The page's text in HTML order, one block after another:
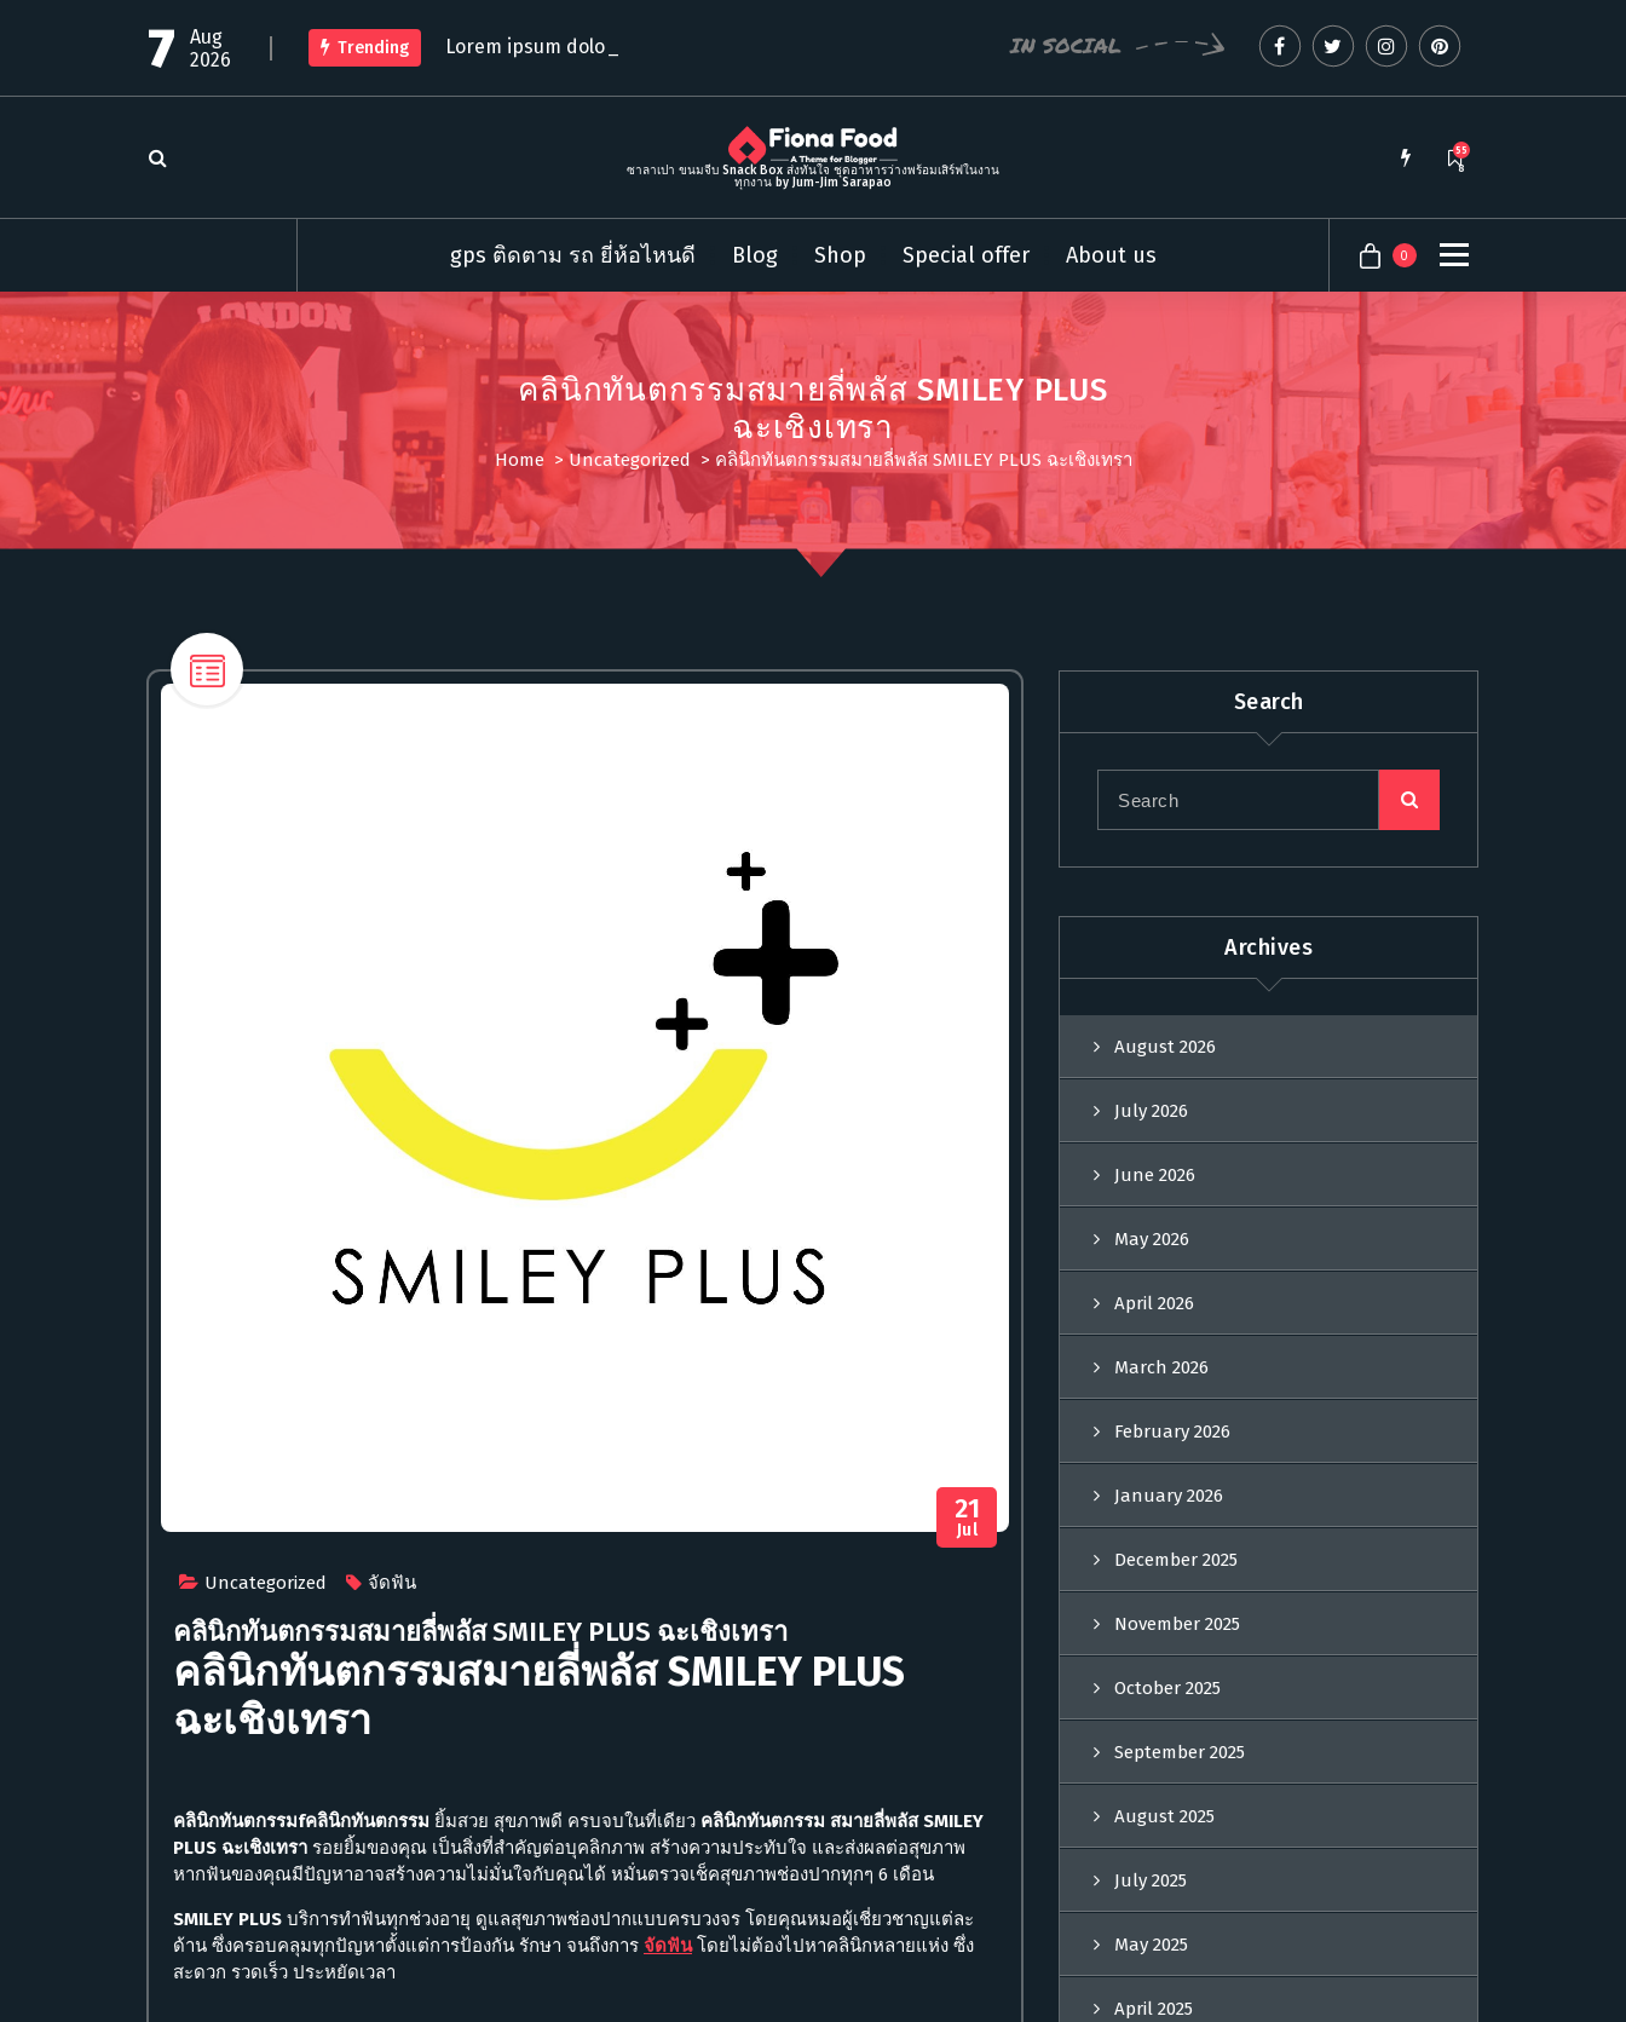
p
n
n
7
Aug
2026
Trending Lorem ipsum dolor sit IN SOCIAL
ซาลาเปา ขนมจีบ Snack Box ส่งทันใจ ชุดอาหารว่างพร้อมเสิร์ฟในงาน
ทุกงาน by Jum-Jim Sarapao
55
8
gps ติดตาม รถ ยี่ห้อไหนดี Blog Shop Special offer About us 0
คลินิกทันตกรรมสมายลี่พลัส SMILEY PLUS
ฉะเชิงเทรา
Home> Uncategorized> คลินิกทันตกรรมสมายลี่พลัส SMILEY PLUS ฉะเชิงเทรา
Uncategorized จัดฟัน
21
Jul
คลินิกทันตกรรมสมายลี่พลัส SMILEY PLUS ฉะเชิงเทรา
คลินิกทันตกรรมสมายลี่พลัส SMILEY PLUS
ฉะเชิงเทรา
คลินิกทันตกรรมfคลินิกทันตกรรม ยิ้มสวย สุขภาพดี ครบจบในที่เดียว คลินิกทันตกรรม สมายลี่พลัส SMILEY
PLUS ฉะเชิงเทรา รอยยิ้มของคุณ เป็นสิ่งที่สำคัญต่อบุคลิกภาพ สร้างความประทับใจ และส่งผลต่อสุขภาพ
หากฟันของคุณมีปัญหาอาจสร้างความไม่มั่นใจกับคุณได้ หมั่นตรวจเช็คสุขภาพช่องปากทุกๆ 6 เดือน
SMILEY PLUS บริการทำฟันทุกช่วงอายุ ดูแลสุขภาพช่องปากแบบครบวงจร โดยคุณหมอผู้เชี่ยวชาญแต่ละ
ด้าน ซึ่งครอบคลุมทุกปัญหาตั้งแต่การป้องกัน รักษา จนถึงการ จัดฟันโดยไม่ต้องไปหาคลินิกหลายแห่ง ซึ่ง
สะดวก รวดเร็ว ประหยัดเวลา
Search
Archives
August 2026
July 2026
June 2026
May 2026
April 2026
March 2026
February 2026
January 2026
December 2025
November 2025
October 2025
September 2025
August 2025
July 2025
May 2025
April 2025